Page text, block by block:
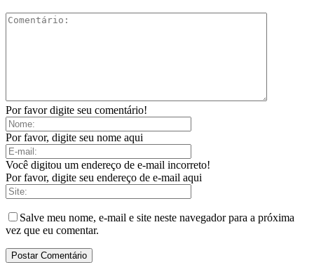
Por favor digite seu comentário!
Por favor, digite seu nome aqui
Você digitou um endereço de e-mail incorreto!
Por favor, digite seu endereço de e-mail aqui
Salve meu nome, e-mail e site neste navegador para a próxima
vez que eu comentar.